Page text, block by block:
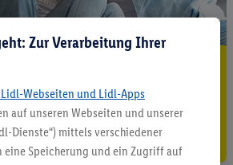
sparen³²ᵃ
zum Newsletter anmelden
sichern!
Zur Verarbeitung Ihrer
Webseiten und Lidl-Apps
auf unseren Webseiten und unserer
Dienste“) mittels verschiedener
eine Speicherung und ein Zugriff auf